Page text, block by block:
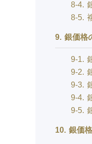
8-4
8-5
9 銀価格
9-1
9-2
9-3
9-4
9-5
10 銀価